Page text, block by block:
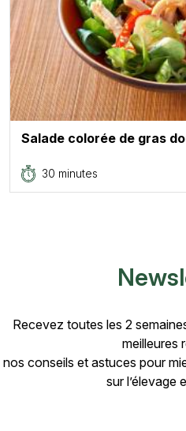
Salade colorée de gras
30 minutes
Recevez toutes les 2
meilleures
nos conseils et astuces pour
sur l’élevage